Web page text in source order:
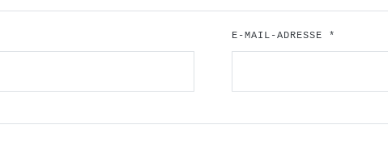
E-MAIL-ADRESSE *